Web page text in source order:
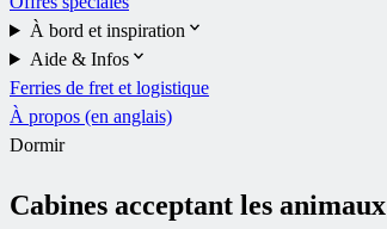
À bord et inspiration
Aide & Infos
Ferries de fret et logistique
À propos (en anglais)
Dormir
Cabines acceptant les animaux